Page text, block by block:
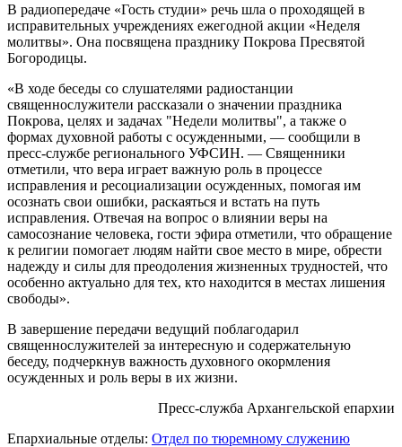
В радиопередаче «Гость студии» речь шла о проходящей в
исправительных учреждениях ежегодной акции «Неделя
молитвы». Она посвящена празднику Покрова Пресвятой
Богородицы.
«В ходе беседы со слушателями радиостанции
священнослужители рассказали о значении праздника
Покрова, целях и задачах "Недели молитвы", а также о
формах духовной работы с осужденными, — сообщили в
пресс-службе регионального УФСИН. — Священники
отметили, что вера играет важную роль в процессе
исправления и ресоциализации осужденных, помогая им
осознать свои ошибки, раскаяться и встать на путь
исправления. Отвечая на вопрос о влиянии веры на
самосознание человека, гости эфира отметили, что обращение
к религии помогает людям найти свое место в мире, обрести
надежду и силы для преодоления жизненных трудностей, что
особенно актуально для тех, кто находится в местах лишения
свободы».
В завершение передачи ведущий поблагодарил
священнослужителей за интересную и содержательную
беседу, подчеркнув важность духовного окормления
осужденных и роль веры в их жизни.
Пресс-служба Архангельской епархии
Епархиальные отделы: Отдел по тюремному служению